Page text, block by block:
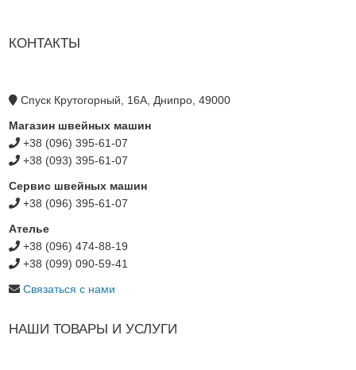
КОНТАКТЫ
Спуск Крутогорный, 16А, Днипро, 49000
Магазин швейных машин
+38 (096) 395-61-07
+38 (093) 395-61-07
Сервис швейных машин
+38 (096) 395-61-07
Ателье
+38 (096) 474-88-19
+38 (099) 090-59-41
Связаться с нами
НАШИ ТОВАРЫ И УСЛУГИ